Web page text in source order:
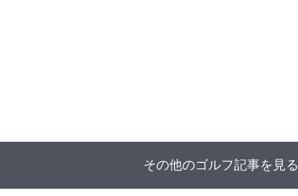
その他のゴルフ記事を見る